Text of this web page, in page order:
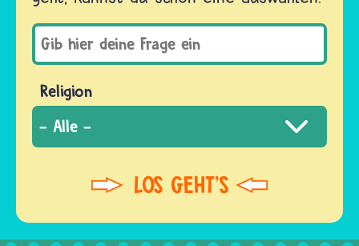
Religion